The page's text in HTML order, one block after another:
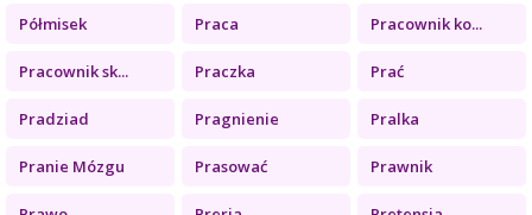
Półmisek Praca Pracownik ko...
Pracownik sk... Praczka Prać
Pradziad Pragnienie Pralka
Pranie Mózgu Prasować Prawnik